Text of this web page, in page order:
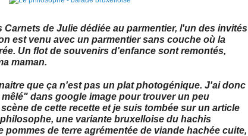
de Julie dédiée au parmentier, l'un des invités
est venu avec un parmentier sans couche où la
Un flot de souvenirs d'enfance sont remontés,
maman.
que ça n'est pas un plat photogénique. J'ai donc
dans google image pour trouver un peu
de cette recette et je suis tombée sur un article
une variante bruxelloise du hachis
pommes de terre agrémentée de viande hachée cuite,